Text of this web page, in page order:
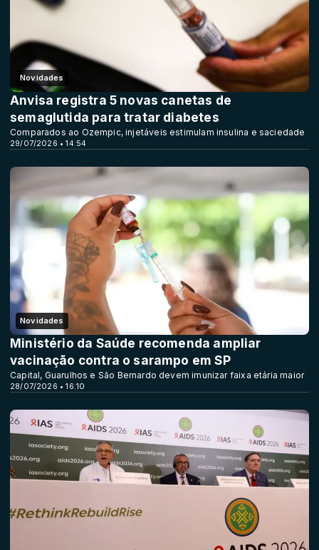
Novidades
29/07/2026 • 14:54
Anvisa registra 5 novas canetas de
semaglutida para tratar diabetes
Comparados ao Ozempic, injetáveis estimulam insulina e saciedade
Novidades
28/07/2026 • 16:10
Ministério da Saúde recomenda ampliar
vacinação contra o sarampo em SP
Capital, Guarulhos e São Bernardo devem imunizar faixa etária maior